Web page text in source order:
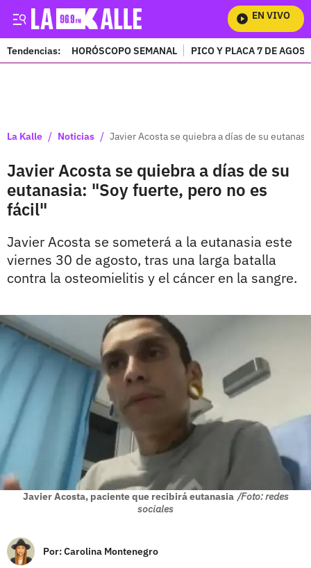
EN VIVO
Tendencias: HORÓSCOPO SEMANAL PICO Y PLACA 7 DE
La Kalle / Noticias / Javier Acosta se quiebra a días de su
Javier Acosta se quiebra a días de su
eutanasia: "Soy fuerte, pero no es
fácil"
Javier Acosta se someterá a la eutanasia este
viernes 30 de agosto, tras una larga batalla
contra la osteomielitis y el cáncer en la sangre.
Javier Acosta, paciente que recibirá eutanasia /Foto: redes
sociales
Por:Carolina Montenegro